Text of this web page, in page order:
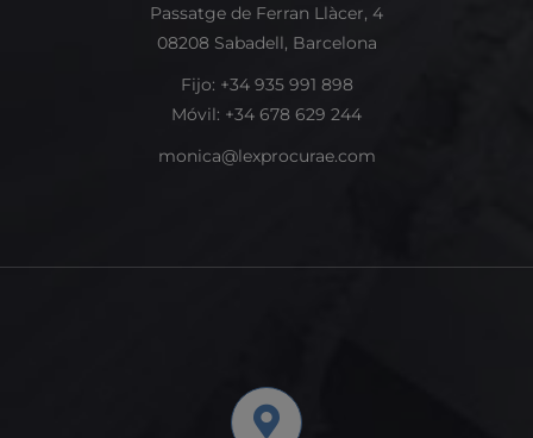
Passatge de Ferran Llàcer, 4
08208 Sabadell, Barcelona
Fijo: +34 935 991 898
Móvil: +34 678 629 244
monica@lexprocurae.com